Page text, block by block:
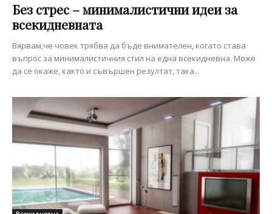
Без стрес – минималистични идеи за
всекидневната
Вярвам,че човек трябва да бъде внимателен, когато става
въпрос за минималистичния стил на една всекидневна. Може
да се окаже, както и съвършен резултат, така...